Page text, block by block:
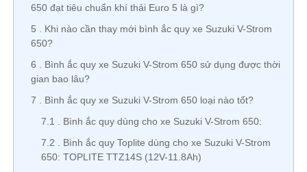
650 đạt tiêu chuẩn khí thải Euro 5 là gì?
5
Khi nào cần thay mới bình ắc quy xe Suzuki V-Strom
650?
6
Bình ắc quy xe Suzuki V-Strom 650 sử dụng được thời
gian bao lâu?
7
Bình ắc quy xe Suzuki V-Strom 650 loại nào tốt?
7.1
Bình ắc quy dùng cho xe Suzuki V-Strom 650:
7.2
Bình ắc quy Toplite dùng cho xe Suzuki V-Strom
650: TOPLITE TTZ14S (12V-11.8Ah)